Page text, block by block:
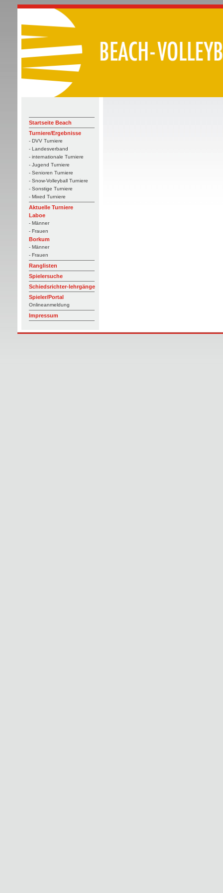
Startseite Beach
Turniere/Ergebnisse
- DVV Turniere
- Landesverband
- internationale Turniere
- Jugend Turniere
- Senioren Turniere
- Snow-Volleyball Turniere
- Sonstige Turniere
- Mixed Turniere
Aktuelle Turniere
Laboe
- Männer
- Frauen
Borkum
- Männer
- Frauen
Ranglisten
Spielersuche
Schiedsrichter-lehrgänge
Spieler/Portal
Onlineanmeldung
Impressum